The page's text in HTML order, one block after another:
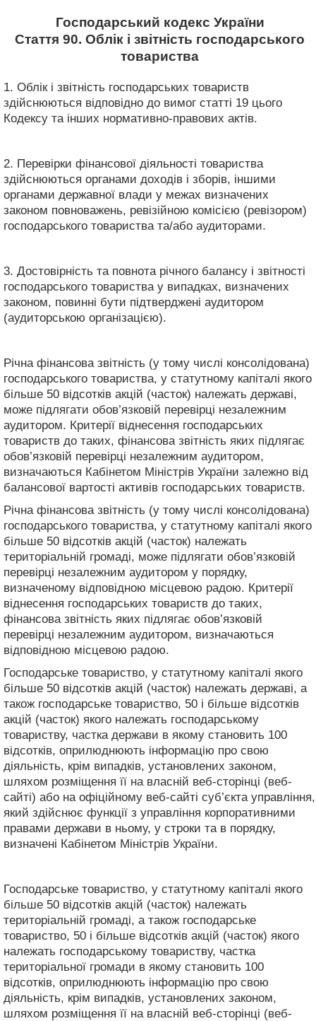
Господарський кодекс України
Стаття 90. Облік і звітність господарського
товариства
1. Облік і звітність господарських товариств
здійснюються відповідно до вимог статті 19 цього
Кодексу та інших нормативно-правових актів.
2. Перевірки фінансової діяльності товариства
здійснюються органами доходів і зборів, іншими
органами державної влади у межах визначених
законом повноважень, ревізійною комісією (ревізором)
господарського товариства та/або аудиторами.
3. Достовірність та повнота річного балансу і звітності
господарського товариства у випадках, визначених
законом, повинні бути підтверджені аудитором
(аудиторською організацією).
Річна фінансова звітність (у тому числі консолідована)
господарського товариства, у статутному капіталі якого
більше 50 відсотків акцій (часток) належать державі,
може підлягати обов’язковій перевірці незалежним
аудитором. Критерії віднесення господарських
товариств до таких, фінансова звітність яких підлягає
обов’язковій перевірці незалежним аудитором,
визначаються Кабінетом Міністрів України залежно від
балансової вартості активів господарських товариств.
Річна фінансова звітність (у тому числі консолідована)
господарського товариства, у статутному капіталі якого
більше 50 відсотків акцій (часток) належать
територіальній громаді, може підлягати обов’язковій
перевірці незалежним аудитором у порядку,
визначеному відповідною місцевою радою. Критерії
віднесення господарських товариств до таких,
фінансова звітність яких підлягає обов’язковій
перевірці незалежним аудитором, визначаються
відповідною місцевою радою.
Господарське товариство, у статутному капіталі якого
більше 50 відсотків акцій (часток) належать державі, а
також господарське товариство, 50 і більше відсотків
акцій (часток) якого належать господарському
товариству, частка держави в якому становить 100
відсотків, оприлюднюють інформацію про свою
діяльність, крім випадків, установлених законом,
шляхом розміщення її на власній веб-сторінці (веб-
сайті) або на офіційному веб-сайті суб’єкта управління,
який здійснює функції з управління корпоративними
правами держави в ньому, у строки та в порядку,
визначені Кабінетом Міністрів України.
Господарське товариство, у статутному капіталі якого
більше 50 відсотків акцій (часток) належать
територіальній громаді, а також господарське
товариство, 50 і більше відсотків акцій (часток) якого
належать господарському товариству, частка
територіальної громади в якому становить 100
відсотків, оприлюднюють інформацію про свою
діяльність, крім випадків, установлених законом,
шляхом розміщення її на власній веб-сторінці (веб-